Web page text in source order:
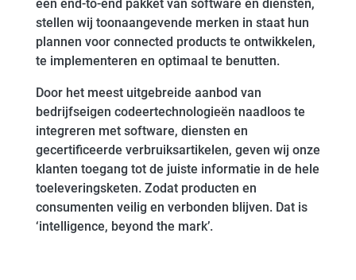
een end-to-end pakket van software en diensten,
stellen wij toonaangevende merken in staat hun
plannen voor connected products te ontwikkelen,
te implementeren en optimaal te benutten.
Door het meest uitgebreide aanbod van
bedrijfseigen codeertechnologieën naadloos te
integreren met software, diensten en
gecertificeerde verbruiksartikelen, geven wij onze
klanten toegang tot de juiste informatie in de hele
toeleveringsketen. Zodat producten en
consumenten veilig en verbonden blijven. Dat is
‘intelligence, beyond the mark’.